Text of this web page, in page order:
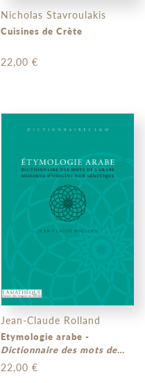
Nicholas Stavroulakis
Cuisines de Crète
22,00 €
Jean-Claude Rolland
Etymologie arabe -
Dictionnaire des mots de
l'arabe moderne d'origine
non sémitique
22,00 €